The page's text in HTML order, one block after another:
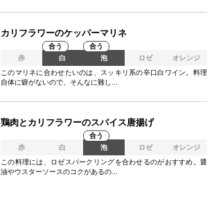
カリフラワーのケッパーマリネ
赤
合う
白
合う
泡
ロゼ
オレンジ
このマリネに合わせたいのは、スッキリ系の辛口白ワイン。料理
自体に癖がないので、そんなに難し...
鶏肉とカリフラワーのスパイス唐揚げ
赤 白
合う
泡
ロゼ
オレンジ
この料理には、ロゼスパークリングを合わせるのがおすすめ。醤
油やウスターソースのコクがあるの...